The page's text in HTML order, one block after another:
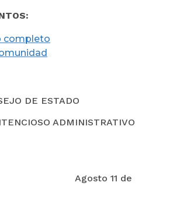
completo
DE ESTADO
ADMINISTRATIVO
Agosto 11 de